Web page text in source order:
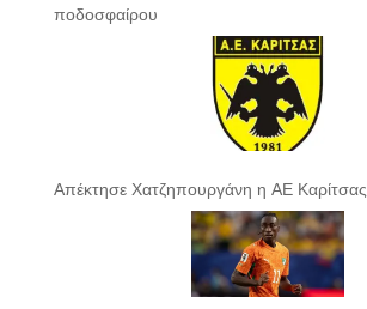
ποδοσφαίρου
Απέκτησε Χατζηπουργάνη η ΑΕ Καρίτσας